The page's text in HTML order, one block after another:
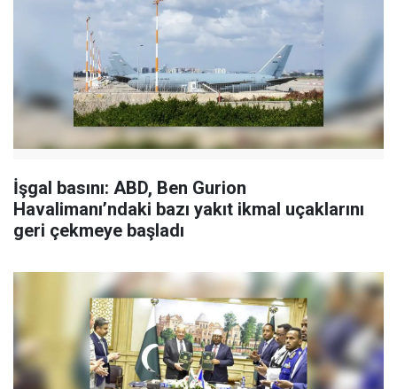
İşgal basını: ABD, Ben Gurion
Havalimanı’ndaki bazı yakıt ikmal uçaklarını
geri çekmeye başladı